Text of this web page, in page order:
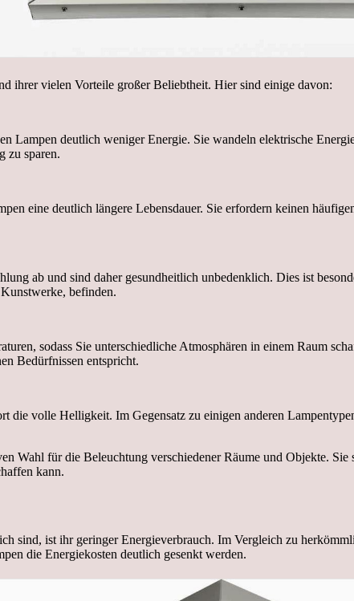
ihrer vielen Vorteile großer Beliebtheit. Hier sind einige davon:
Lampen deutlich weniger Energie. Sie wandeln elektrische
zu sparen.
eine deutlich längere Lebensdauer. Sie erfordern keinen
ab und sind daher gesundheitlich unbedenklich. Dies ist
befinden.
sodass Sie unterschiedliche Atmosphären in einem Raum
Bedürfnissen entspricht.
die volle Helligkeit. Im Gegensatz zu einigen anderen
Wahl für die Beleuchtung verschiedener Räume und Objekte.
kann.
sind, ist ihr geringer Energieverbrauch. Im Vergleich zu
die Energiekosten deutlich gesenkt werden.